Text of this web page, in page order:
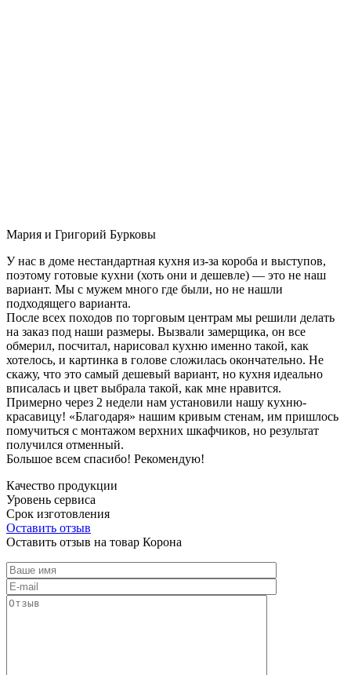
Мария и Григорий Бурковы
У нас в доме нестандартная кухня из-за короба и выступов,
поэтому готовые кухни (хоть они и дешевле) — это не наш
вариант. Мы с мужем много где были, но не нашли
подходящего варианта.
После всех походов по торговым центрам мы решили делать
на заказ под наши размеры. Вызвали замерщика, он все
обмерил, посчитал, нарисовал кухню именно такой, как
хотелось, и картинка в голове сложилась окончательно. Не
скажу, что это самый дешевый вариант, но кухня идеально
вписалась и цвет выбрала такой, как мне нравится.
Примерно через 2 недели нам установили нашу кухню-
красавицу! «Благодаря» нашим кривым стенам, им пришлось
помучиться с монтажом верхних шкафчиков, но результат
получился отменный.
Большое всем спасибо! Рекомендую!
Качество продукции
Уровень сервиса
Срок изготовления
Оставить отзыв
Оставить отзыв на товар Корона